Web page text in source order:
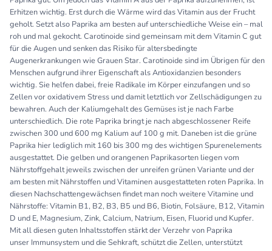
Erhitzen wichtig. Erst durch die Wärme wird das Vitamin aus der Frucht
geholt. Setzt also Paprika am besten auf unterschiedliche Weise ein – mal
roh und mal gekocht. Carotinoide sind gemeinsam mit dem Vitamin C gut
für die Augen und senken das Risiko für altersbedingte
Augenerkrankungen wie Grauen Star. Carotinoide sind im Übrigen für den
Menschen aufgrund ihrer Eigenschaft als Antioxidanzien besonders
wichtig. Sie helfen dabei, freie Radikale im Körper einzufangen und so
Zellen vor oxidativem Stress und damit letztlich vor Zellschädigungen zu
bewahren. Auch der Kaliumgehalt des Gemüses ist je nach Farbe
unterschiedlich. Die rote Paprika bringt je nach abgeschlossener Reife
zwischen 300 und 600 mg Kalium auf 100 g mit. Daneben ist die grüne
Paprika hier lediglich mit 160 bis 300 mg des wichtigen Spurenelements
ausgestattet. Die gelben und orangenen Paprikasorten liegen vom
Nährstoffgehalt jeweils zwischen der unreifen grünen Variante und der
am besten mit Nährstoffen und Vitaminen ausgestatteten roten Paprika. In
diesen Nachschattengewächsen findet man noch weitere Vitamine und
Nährstoffe: Vitamin B1, B2, B3, B5 und B6, Biotin, Folsäure, B12, Vitamin
D und E, Magnesium, Zink, Calcium, Natrium, Eisen, Fluorid und Kupfer.
Mit all diesen guten Inhaltsstoffen stärkt der Verzehr von Paprika
unser Immunsystem und die Sehkraft, schützt die Zellen, unterstützt